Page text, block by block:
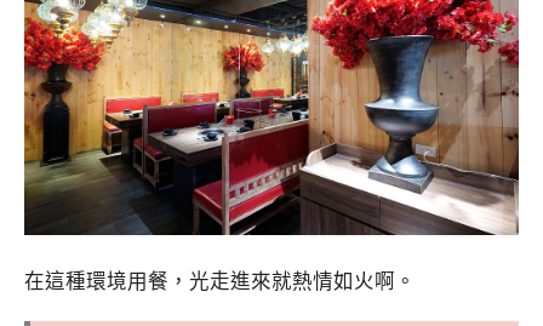
在這種環境用餐，光走進來就熱情如火啊。